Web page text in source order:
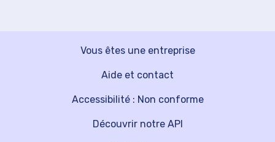
Vous êtes une entreprise
Découvrir notre API
Aide et contact
Accessibilité : Non conforme